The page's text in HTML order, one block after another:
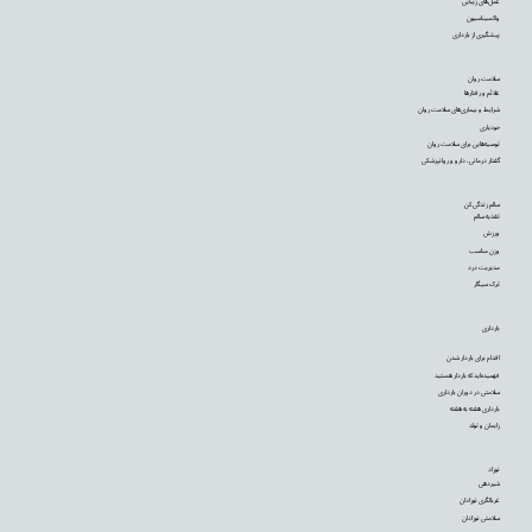
نوزاد
شیردهی
غربالگری نوزادان
سلامتی نوزادان
بارداری
اقدام برای باردار شدن
فهمیده‌اید که باردار هستید
سلامتی در دوران بارداری
بارداری هفته به هفته
زایمان و تولد
سالم زندگی کن
تغذیه سالم
ورزش
وزن مناسب
مدیریت درد
ترک سیگار
سلامت روان
علائم و رفتارها
شرایط و بیماری‌های سلامت روان
خودیاری
توصیه‌‌هایی برای سلامت روان
گفتار درمانی، دارو و روانپزشکی
واکسیناسیون
پیشگیری از بارداری